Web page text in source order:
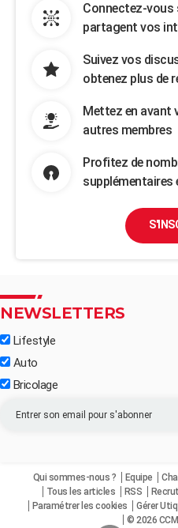
Connectez-vous
partagent vos
Suivez vos
obtenez plus de
Mettez en avant
autres membres
Profitez de
supplémentaires
NEWSLETTERS
Lifestyle
Auto
Bricolage
Qui sommes-nous ? Equipe
Tous les articles
RSS
Paramétrer les cookies
Gérer Utiq
© 2026